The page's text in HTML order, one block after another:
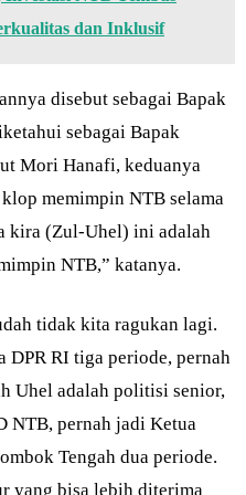
dan Inklusif
disebut sebagai Bapak
sebagai Bapak
Mori Hanafi, keduanya
memimpin NTB selama
kira (Zul-Uhel) ini adalah
NTB,” katanya.
tidak kita ragukan lagi.
DPR RI tiga periode, pernah
Uhel adalah politisi senior,
NTB, pernah jadi Ketua
Tengah dua periode.
yang bisa lebih diterima